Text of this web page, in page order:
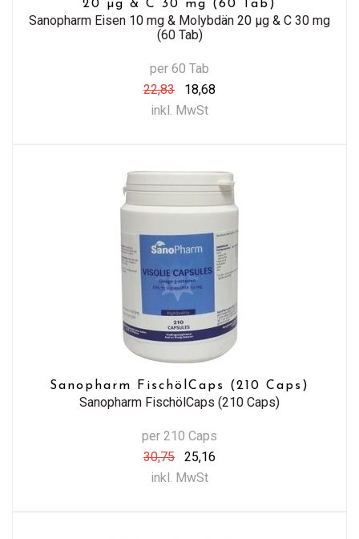
20 µg & C 30 mg (60 Tab)
Sanopharm Eisen 10 mg & Molybdän 20 µg & C 30 mg
(60 Tab)
per 60 Tab
22,83
18,68
inkl. MwSt
Sanopharm FischölCaps (210 Caps)
Sanopharm FischölCaps (210 Caps)
per 210 Caps
30,75
25,16
inkl. MwSt